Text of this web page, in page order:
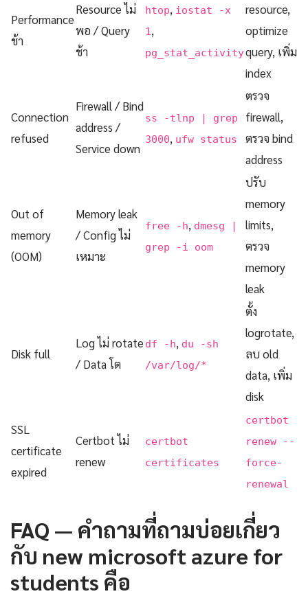
Performance
ช้า
Resource ไม่
พอ / Query
ช้า
htop, iostat -x
1 ,
pg_stat_activity
resource,
optimize
query, เพิ่ม
index
Connection
refused
Firewall / Bind
address /
Service down
ss -tlnp | grep
3000, ufw status
ตรวจ
firewall,
ตรวจ bind
address
Out of
memory
(OOM)
Memory leak
/ Config ไม่
เหมาะ
free -h, dmesg |
grep -i oom
ปรับ
memory
limits,
ตรวจ
memory
leak
Disk full
Log ไม่ rotate
/ Data โต
df -h, du -sh
/var/log/*
ตั้ง
logrotate,
ลบ old
data, เพิ่ม
disk
SSL
certificate
expired
Certbot ไม่
renew
certbot
certificates
certbot
renew --
force-
renewal
FAQ — คำถามที่ถามบ่อยเกี่ยว
กับ new microsoft azure for
students คือ